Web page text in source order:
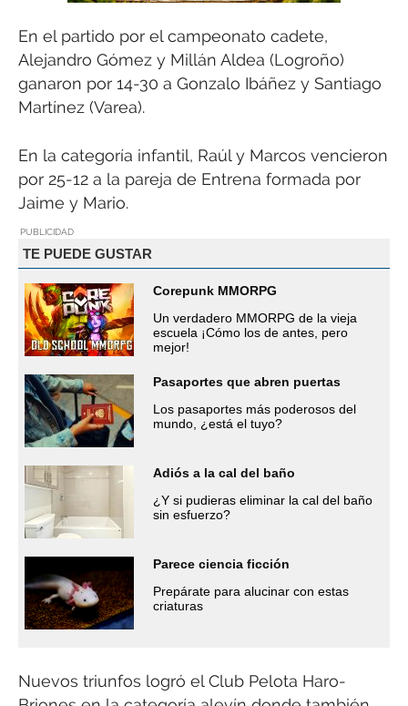
En el partido por el campeonato cadete,
Alejandro Gómez y Millán Aldea (Logroño)
ganaron por 14-30 a Gonzalo Ibáñez y Santiago
Martínez (Varea).
En la categoría infantil, Raúl y Marcos vencieron
por 25-12 a la pareja de Entrena formada por
Jaime y Mario.
PUBLICIDAD
TE PUEDE GUSTAR
Corepunk MMORPG
Un verdadero MMORPG de la vieja
escuela ¡Cómo los de antes, pero
mejor!
Pasaportes que abren puertas
Los pasaportes más poderosos del
mundo, ¿está el tuyo?
Adiós a la cal del baño
¿Y si pudieras eliminar la cal del baño
sin esfuerzo?
Parece ciencia ficción
Prepárate para alucinar con estas
criaturas
Nuevos triunfos logró el Club Pelota Haro-